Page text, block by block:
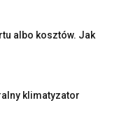
albo kosztów. Jak
klimatyzator